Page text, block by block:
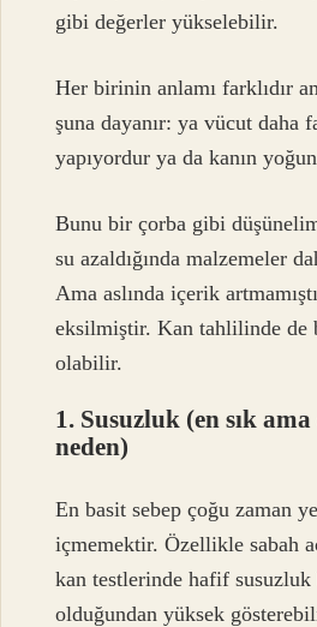
gibi değerler yükselebilir.
Her birinin anlamı farklıdır
şuna dayanır: ya vücut daha
yapıyordur ya da kanın
Bunu bir çorba gibi
su azaldığında malzemeler
Ama aslında içerik
eksilmiştir. Kan tahlilinde de
olabilir.
1. Susuzluk (en sık
neden)
En basit sebep çoğu zaman
içmemektir. Özellikle sabah
kan testlerinde hafif
olduğundan yüksek